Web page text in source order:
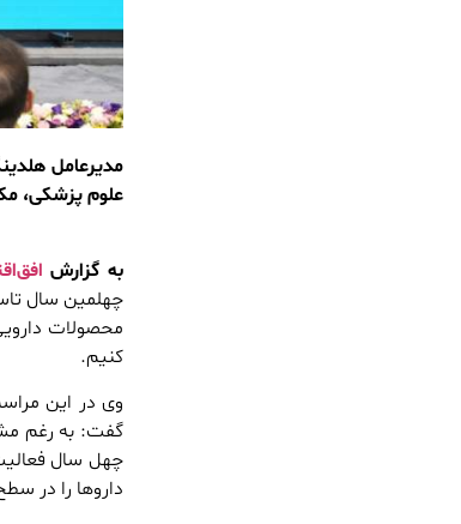
مدیرعامل
علوم پزشکی،
به گزارش
چهلمین سال
محصولات
کنیم.
وی در این
گفت: به رغم
چهل سال
داروها را در